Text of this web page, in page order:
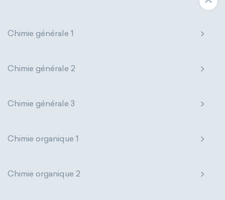
Chimie générale 1
Chimie générale 2
Chimie générale 3
Chimie organique 1
Chimie organique 2